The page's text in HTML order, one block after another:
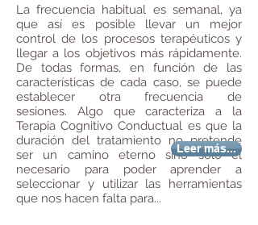
La frecuencia habitual es semanal, ya
que así es posible llevar un mejor
control de los procesos terapéuticos y
llegar a los objetivos más rápidamente.
De todas formas, en función de las
características de cada caso, se puede
establecer otra frecuencia de
sesiones. Algo que caracteriza a la
Terapia Cognitivo Conductual es que la
duración del tratamiento no pretende
ser un camino eterno sino sólo el
necesario para poder aprender a
seleccionar y utilizar las herramientas
que nos hacen falta para...
Leer más...